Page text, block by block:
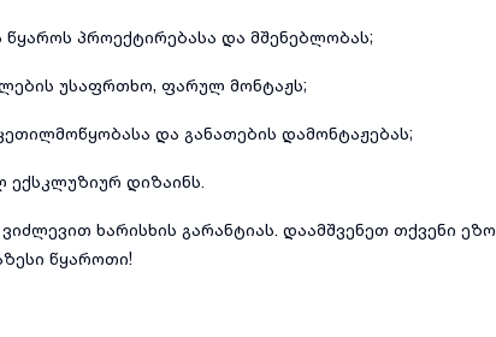
პროექტირებასა და მშენებლობას;
უსაფრთხო, ფარულ მონტაჟს;
და განათების დამონტაჟებას;
ექსკლუზიურ დიზაინს.
ხარისხის გარანტიას. დაამშვენეთ თქვენი ეზო
წყაროთი!